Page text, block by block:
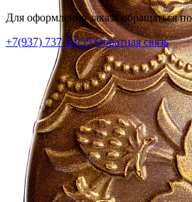
Для оформления заказа обращаться
+7(937) 737-04-55 Обратная связь